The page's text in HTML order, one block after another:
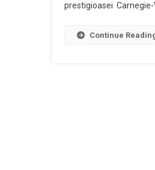
prestigioasei Carnegie-
Continue